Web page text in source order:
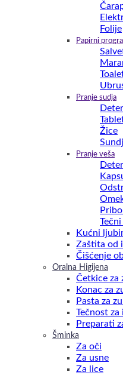
Folije
Papirni
Pranje sudja
Žice
Pranje veša
Kućni
Zaštita od
Čišćenje
Oralna Higijena
Četkice za
Konac za
Pasta za
Tečnost za
Preparati
Šminka
Za oči
Za usne
Za lice